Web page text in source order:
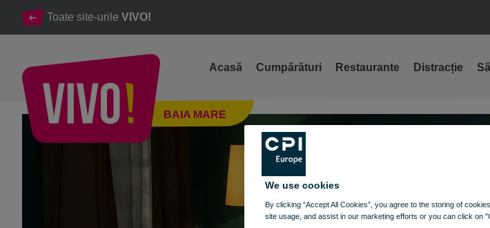
Toate site-urile VIVO!
BAIA MARE
Acasă Cumpărături Restaurante Distracție
Magia Crăciunului a ajuns la VIVO! Baia Mare
We use cookies
By clicking “Accept All Cookies”, you agree to the storing of
site usage, and assist in our marketing efforts or you can click on